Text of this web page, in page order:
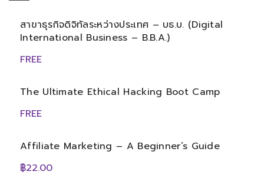
สาขาธุรกิจดิจิทัลระหว่างประเทศ – บธ.บ. (Digital
International Business – B.B.A.)
FREE
The Ultimate Ethical Hacking Boot Camp
FREE
Affiliate Marketing – A Beginner’s Guide
฿22.00